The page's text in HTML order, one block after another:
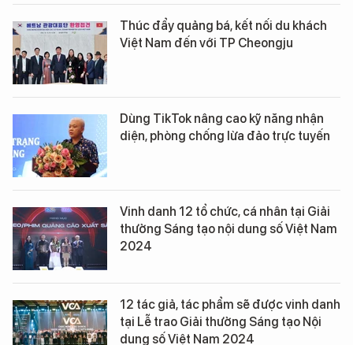
Thúc đẩy quảng bá, kết nối du khách
Việt Nam đến với TP Cheongju
Dùng TikTok nâng cao kỹ năng nhận
diện, phòng chống lừa đảo trực tuyến
Vinh danh 12 tổ chức, cá nhân tại Giải
thưởng Sáng tạo nội dung số Việt Nam
2024
12 tác giả, tác phẩm sẽ được vinh danh
tại Lễ trao Giải thưởng Sáng tạo Nội
dung số Việt Nam 2024